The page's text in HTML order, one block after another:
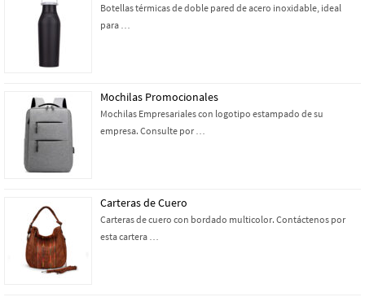
Botellas térmicas de doble pared de acero inoxidable, ideal
para …
Mochilas Promocionales
Mochilas Empresariales con logotipo estampado de su
empresa. Consulte por …
Carteras de Cuero
Carteras de cuero con bordado multicolor. Contáctenos por
esta cartera …